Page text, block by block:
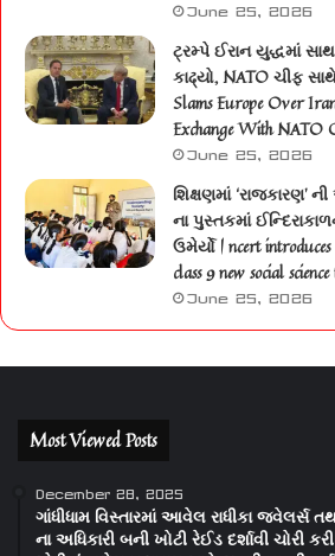
June 25, 2026
ટ્રમ્પે ઈરાન યુદ્ધમાં
કાઢ્યો, NATO ચીફ
Slams Europe Over
Exchange With NATO
June 25, 2026
શિક્ષણમાં ‘રાજકારણ’
ના પુસ્તકમાં
ઉમેર્યો | ncert introduces
class 9 new social
June 25, 2026
Most Viewed Posts
December 28, 2025
ગાંધીધામ વિસ્તારમાં આવેલ રાધીકા જવેલર્સ
ના અધિકારી બની ખોટી રેઈડ દર્શાવી ચોરી